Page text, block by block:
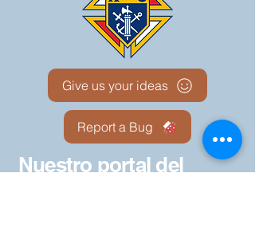
Give us your ideas
Report a Bug
Nuestro portal del